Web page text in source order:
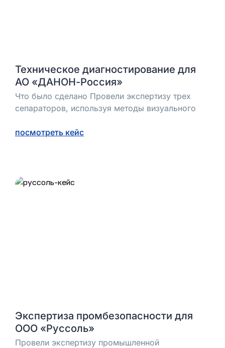
Техническое диагностирование для
АО «ДАНОН-Россия»
Что было сделано Провели экспертизу трех
сепараторов, используя методы визуального
посмотреть кейс
Экспертиза промбезопасности для
ООО «Руссоль»
Провели экспертизу промышленной